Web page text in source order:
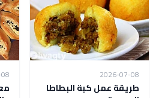
2026-07-08
طريقة عمل كبة البطاطا